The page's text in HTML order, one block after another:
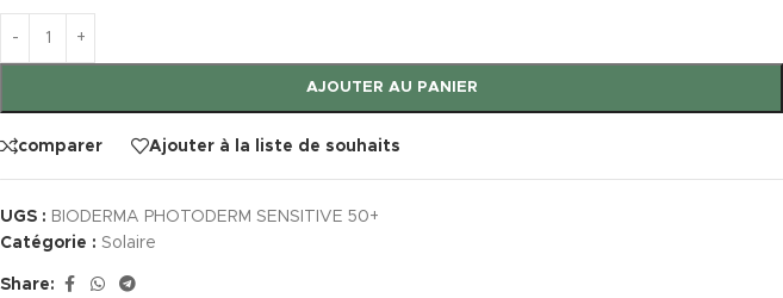
AJOUTER AU PANIER
comparer Ajouter à la liste de souhaits
UGS : BIODERMA PHOTODERM SENSITIVE 50+
Catégorie : Solaire
Share: